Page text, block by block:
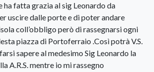
ha fatta grazia al sig Leonardo da
uscire dalle porte e di poter andare
coll’obbligo però di rassegnarsi ogni
piazza di Portoferraio .Così potrà V.S.
sapere al medesimo Sig Leonardo la
A.R.S. mentre io mi rassegno